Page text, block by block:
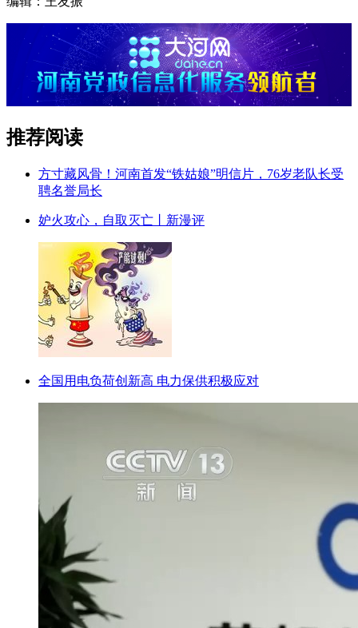
推荐阅读
方寸藏风骨！河南首发“铁姑娘”明信片，76岁老队长受
聘名誉局长
妒火攻心，自取灭亡丨新漫评
全国用电负荷创新高 电力保供积极应对